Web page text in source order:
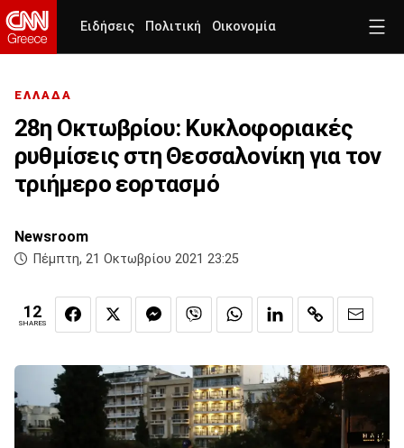
Ειδήσεις Πολιτική Οικονομία
ΕΛΛΑΔΑ
28η Οκτωβρίου: Κυκλοφοριακές
ρυθμίσεις στη Θεσσαλονίκη για τον
τριήμερο εορτασμό
Newsroom
Πέμπτη, 21 Οκτωβρίου 2021 23:25
12
SHARES